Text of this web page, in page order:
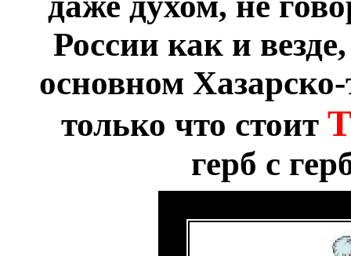
России как и
основном
только что стоит
герб с